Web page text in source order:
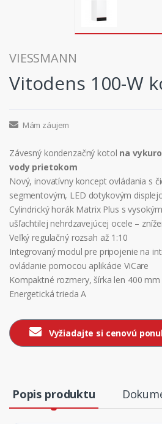
VIESSMANN
Vitodens 100-W
Mám záujem
Závesný kondenzačný kotol na
vody prietokom
Nový, inovatívny koncept ovládania s
segmentovým, LED dotykovým
Cylindrický horák Matrix Plus s
ušľachtilej nehrdzavejúcej ocele –
Veľký regulačný rozsah až 1:10
Integrovaný modul pre pripojenie na
ovládanie pomocou aplikácie ViCare
Kompaktné rozmery, šírka len 400 mm
Energetická trieda A
Vyžiadajte si cenovú
Popis produktu